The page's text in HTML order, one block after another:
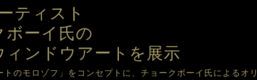
ティスト
ボーイ氏の
ンドウアートを展示
のモロゾフ」をコンセプトに、チョークボーイ氏によるオリ